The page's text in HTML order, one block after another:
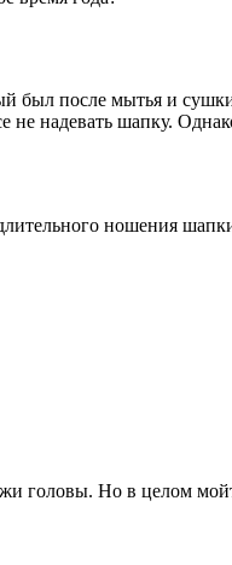
был после мытья и
надевать шапку. Однако
ношения
головы. Но в целом